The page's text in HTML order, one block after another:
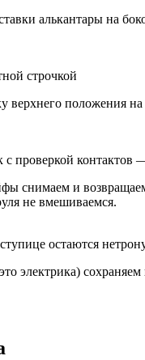
алькантары на
строчкой
положения на
с проверкой контактов
снимаем и
не вмешиваемся.
остаются
электрика)